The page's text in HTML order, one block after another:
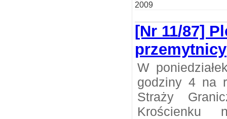
2009
[Nr 11/87]
przemytnicy
W
godziny 4 na
Straży
Krościenku